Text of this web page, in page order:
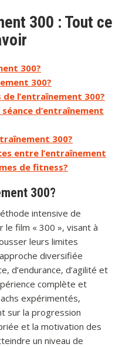
300 : Tout ce
300?
300?
l’entraînement 300?
d’entraînement
300?
entre l’entraînement
de fitness?
300?
intensive de
le film « 300 », visant à
leurs limites
diversifiée
d’endurance, d’agilité et
complète et
expérimentés,
sur la progression
et la motivation des
un niveau de